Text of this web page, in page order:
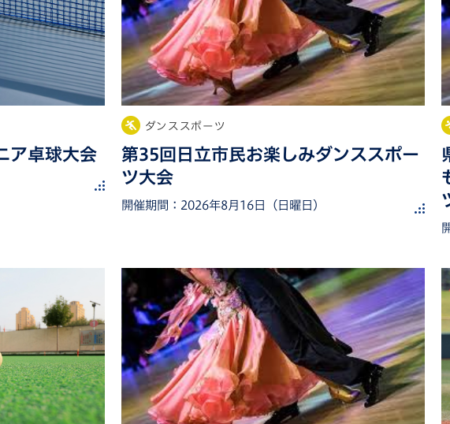
ア卓球大会
ダンススポーツ
第35回日立市民お楽しみダンススポー
ツ大会
開催期間： 2026年8月16日（日曜日）